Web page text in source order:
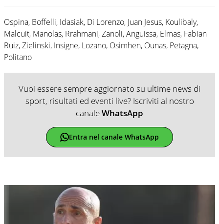
Ospina, Boffelli, Idasiak, Di Lorenzo, Juan Jesus, Koulibaly,
Malcuit, Manolas, Rrahmani, Zanoli, Anguissa, Elmas, Fabian
Ruiz, Zielinski, Insigne, Lozano, Osimhen, Ounas, Petagna,
Politano
Vuoi essere sempre aggiornato su ultime news di
sport, risultati ed eventi live? Iscriviti al nostro
canaleWhatsApp
Entra nel canale WhatsApp